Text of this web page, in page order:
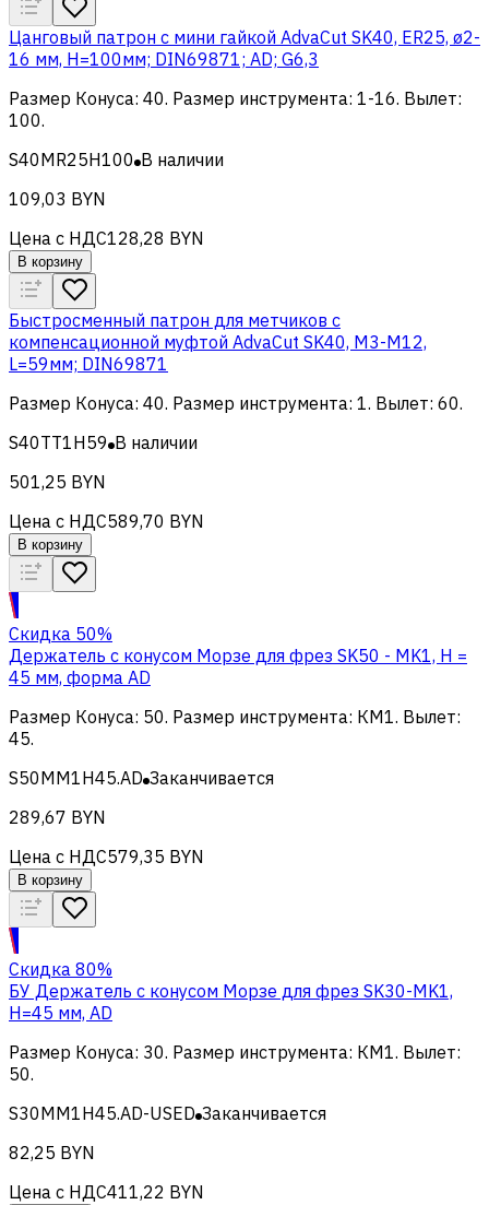
Цанговый патрон c мини гайкой AdvaCut SK40, ER25, ø2-
16 мм, H=100мм; DIN69871; AD; G6,3
Размер Конуса: 40. Размер инструмента: 1-16. Вылет:
100.
S40MR25H100 В наличии
109,03 BYN
Цена с НДС128,28 BYN
В корзину
Быстросменный патрон для метчиков с
компенсационной муфтой AdvaCut SK40, M3-M12,
L=59мм; DIN69871
Размер Конуса: 40. Размер инструмента: 1. Вылет: 60.
S40TT1H59 В наличии
501,25 BYN
Цена с НДС589,70 BYN
В корзину
Скидка 50%
Держатель с конусом Морзе для фрез SK50 - MK1, H =
45 мм, форма AD
Размер Конуса: 50. Размер инструмента: КМ1. Вылет:
45.
S50MM1H45.AD Заканчивается
289,67 BYN
Цена с НДС579,35 BYN
В корзину
Скидка 80%
БУ Держатель с конусом Морзе для фрез SK30-MK1,
H=45 мм, AD
Размер Конуса: 30. Размер инструмента: КМ1. Вылет:
50.
S30MM1H45.AD-USED Заканчивается
82,25 BYN
Цена с НДС411,22 BYN